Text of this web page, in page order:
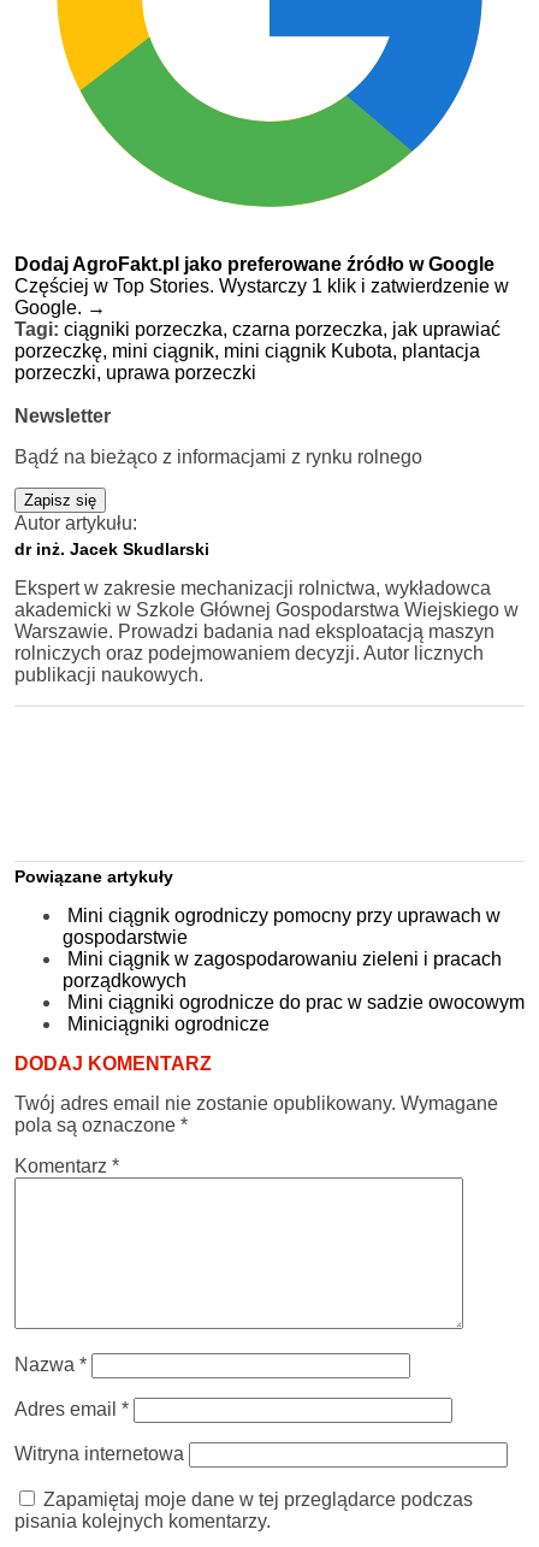
Dodaj AgroFakt.pl jako preferowane źródło w Google
Częściej w Top Stories. Wystarczy 1 klik i zatwierdzenie w
Google. →
Tagi: ciągniki porzeczka, czarna porzeczka, jak uprawiać
porzeczkę, mini ciągnik, mini ciągnik Kubota, plantacja
porzeczki, uprawa porzeczki
Newsletter
Bądź na bieżąco z informacjami z rynku rolnego
Zapisz się
Autor artykułu:
dr inż. Jacek Skudlarski
Ekspert w zakresie mechanizacji rolnictwa, wykładowca
akademicki w Szkole Głównej Gospodarstwa Wiejskiego w
Warszawie. Prowadzi badania nad eksploatacją maszyn
rolniczych oraz podejmowaniem decyzji. Autor licznych
publikacji naukowych.
Powiązane artykuły
Mini ciągnik ogrodniczy pomocny przy uprawach w
gospodarstwie
Mini ciągnik w zagospodarowaniu zieleni i pracach
porządkowych
Mini ciągniki ogrodnicze do prac w sadzie owocowym
Miniciągniki ogrodnicze
DODAJ KOMENTARZ
Twój adres email nie zostanie opublikowany. Wymagane
pola są oznaczone *
Komentarz *
Nazwa *
Adres email *
Witryna internetowa
Zapamiętaj moje dane w tej przeglądarce podczas
pisania kolejnych komentarzy.